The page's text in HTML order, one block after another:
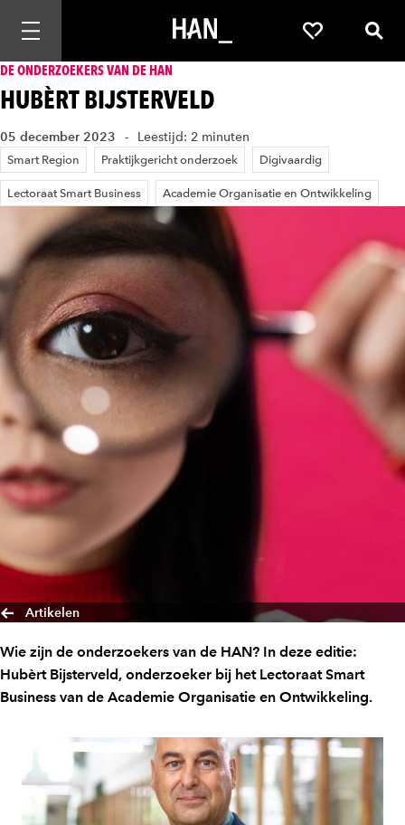
Mobiele navigatie openen Favorieten
DE ONDERZOEKERS VAN DE HAN
HUBÈRT BIJSTERVELD
05 december 2023 Leestijd: 2 minuten
Smart Region Praktijkgericht onderzoek Digivaardig
Lectoraat Smart Business Academie Organisatie en Ontwikkeling
Artikelen
Wie zijn de onderzoekers van de HAN? In deze editie:
Hubèrt Bijsterveld, onderzoeker bij het Lectoraat Smart
Business van de Academie Organisatie en Ontwikkeling.